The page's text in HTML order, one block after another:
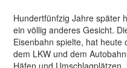
Hundertfünfzig Jahre später
ein völlig anderes Gesicht.
Eisenbahn spielte, hat heute
dem LKW und dem
Häfen und